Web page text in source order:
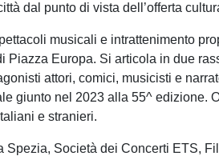
dal punto di vista dell’offerta
musicali e intrattenimento
Piazza Europa. Si articola in due
attori, comici, musicisti e
giunto nel 2023 alla 55^ edizione.
e stranieri.
Spezia, Società dei Concerti ETS,